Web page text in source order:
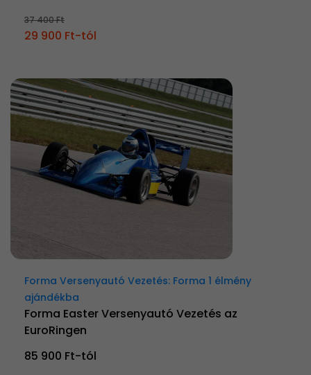
37 400 Ft
29 900 Ft-tól
Forma Versenyautó Vezetés: Forma 1 élmény
ajándékba
Forma Easter Versenyautó Vezetés az
EuroRingen
85 900 Ft-tól